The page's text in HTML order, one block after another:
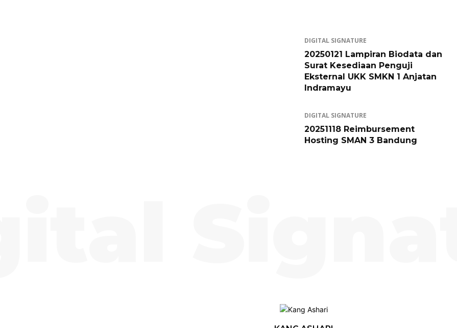
DIGITAL SIGNATURE
20250121 Lampiran Biodata dan
Surat Kesediaan Penguji
Eksternal UKK SMKN 1 Anjatan
Indramayu
DIGITAL SIGNATURE
20251118 Reimbursement
Hosting SMAN 3 Bandung